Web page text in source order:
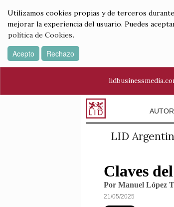
Utilizamos cookies propias y de terceros
mejorar la experiencia del usuario. Puedes
política de Cookies.
Acepto Rechazo
LID
Claves
Por Manuel López
21/05/2025